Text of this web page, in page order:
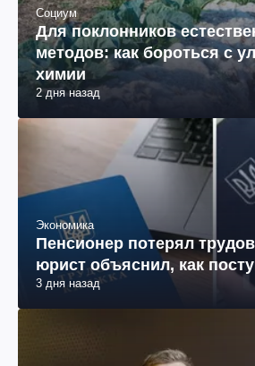
Социум
Для поклонников
методов: как бороться с
химии
2 дня назад
Экономика
Пенсионер потерял
юрист объяснил, как
3 дня назад